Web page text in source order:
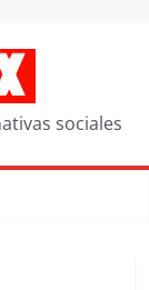
sociales